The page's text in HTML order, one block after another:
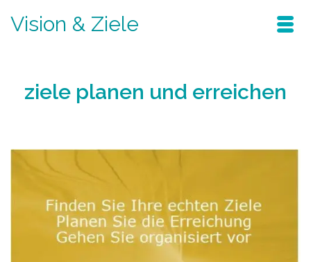
Vision & Ziele
ziele planen und erreichen